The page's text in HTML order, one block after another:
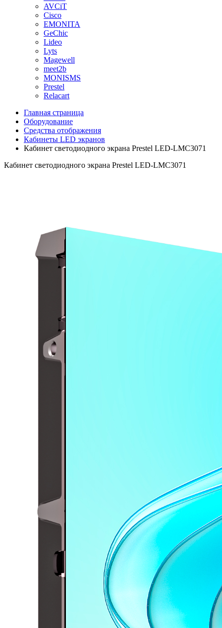
AVCiT
Cisco
EMONITA
GeChic
Lideo
Lyts
Magewell
meet2b
MONISMS
Prestel
Relacart
Главная страница
Оборудование
Средства отображения
Кабинеты LED экранов
Кабинет светодиодного экрана Prestel LED-LMC3071
Кабинет светодиодного экрана Prestel LED-LMC3071